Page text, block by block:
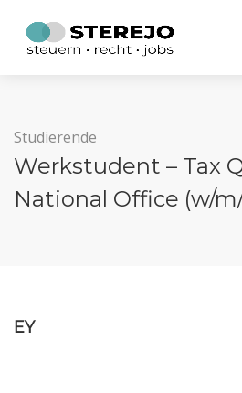
Studierende
Werkstudent – Tax
National Office (w/
EY